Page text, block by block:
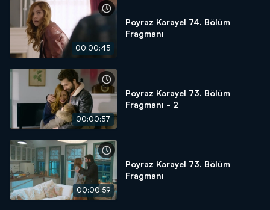
00:00:45
Poyraz Karayel 74. Bölüm
Fragmanı
00:00:57
Poyraz Karayel 73. Bölüm
Fragmanı - 2
00:00:59
Poyraz Karayel 73. Bölüm
Fragmanı